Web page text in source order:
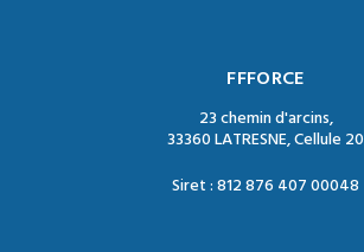
FFFORCE
23 chemin d'arcins,
33360 LATRESNE, Cellule 20
Siret : 812 876 407 00048